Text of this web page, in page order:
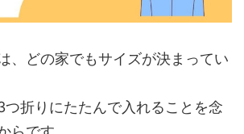
、どの家でもサイズが決まってい
つ折りにたたんで入れることを念